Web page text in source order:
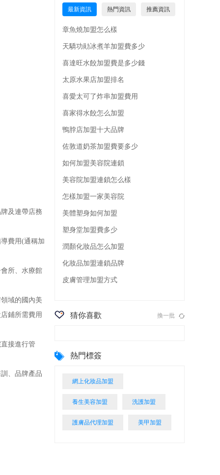
及連帶店務
費用(通稱加
所、水療館
域的國內美
鋪所需費用
接進行管
、品牌產品
最新資訊 熱門資訊 推薦資訊
章魚燒加盟怎么樣
天驕功勛冰煮羊加盟費多少
喜達旺水餃加盟費是多少錢
太原水果店加盟排名
喜愛太可了炸串加盟費用
喜家得水餃怎么加盟
鴨脖店加盟十大品牌
佐敦道奶茶加盟費要多少
如何加盟美容院連鎖
美容院加盟連鎖怎么樣
怎樣加盟一家美容院
美體塑身如何加盟
塑身堂加盟費多少
潤顏化妝品怎么加盟
化妝品加盟連鎖品牌
皮膚管理加盟方式
猜你喜歡 換一批
熱門標簽
網上化妝品加盟
養生美容加盟 洗護加盟
護膚品代理加盟 美甲加盟